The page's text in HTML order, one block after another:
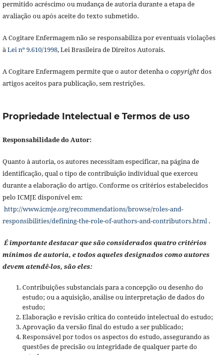
permitido acréscimo ou mudança de autoria durante a etapa de
avaliação ou após aceite do texto submetido.
A Cogitare Enfermagem não se responsabiliza por eventuais violações
àLei nº 9.610/1998, Lei Brasileira de Direitos Autorais.
A Cogitare Enfermagem permite que o autor detenha o copyrightdos
artigos aceitos para publicação, sem restrições.
Propriedade Intelectual e Termos de uso
Responsabilidade do Autor:
Quanto à autoria, os autores necessitam especificar, na página de
identificação, qual o tipo de contribuição individual que exerceu
durante a elaboração do artigo. Conforme os critérios estabelecidos
pelo ICMJE disponível em:
http://www.icmje.org/recommendations/browse/roles-and-
responsibilities/defining-the-role-of-authors-and-contributors.html.
É importante destacar que são considerados quatro critérios
mínimos de autoria, e todos aqueles designados como autores
devem atendê-los, são eles:
Contribuições substanciais para a concepção ou desenho do
estudo; ou a aquisição, análise ou interpretação de dados do
estudo;
Elaboração e revisão crítica do conteúdo intelectual do estudo;
Aprovação da versão final do estudo a ser publicado;
Responsável por todos os aspectos do estudo, assegurando as
questões de precisão ou integridade de qualquer parte do